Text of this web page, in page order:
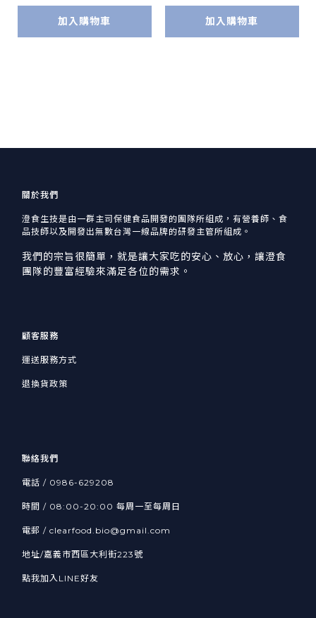
加入購物車 加入購物車
關於我們
澄食生技是由一群主司保健食品開發的團隊所組成，有營養師、食
品技師以及開發出無數台灣一線品牌的研發主管所組成。
我們的宗旨很簡單，就是讓大家吃的安心、放心，讓澄食
團隊的豐富經驗來滿足各位的需求。
顧客服務
運送服務方式
退換貨政策
聯絡我們
電話 / 0986-629208
時間 / 08:00-20:00 每周一至每周日
電郵 / clearfood.bio@gmail.com
地址/嘉義市西區大利街223號
點我加入LINE好友